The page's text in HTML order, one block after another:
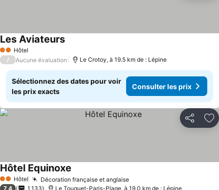
2 Étoiles
Hôtel
Les AviateursConsulter les prix
/ Aucune évaluation Le Crotoy, à 19.5 km de : Lépine
Sélectionnez des dates pour voir
les prix exacts
Consulter les prix
Partager
2 Étoiles
Hôtel Décoration française et anglaiseConsulter les prix
Hôtel Equinoxe
7,4 1 133 Le Touquet-Paris-Plage, à 19.0 km de : Lépine